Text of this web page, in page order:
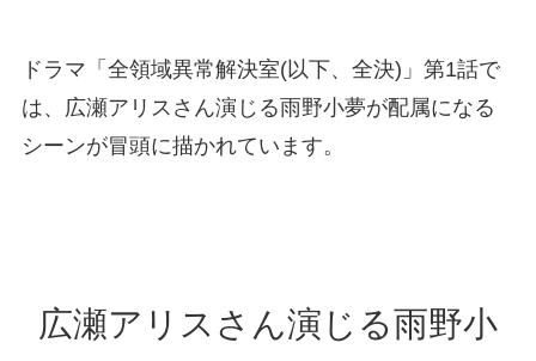
ドラマ「全領域異常解決室(以下、全決)」第1話で
は、広瀬アリスさん演じる雨野小夢が配属になる
シーンが冒頭に描かれています。
広瀬アリスさん演じる雨野小